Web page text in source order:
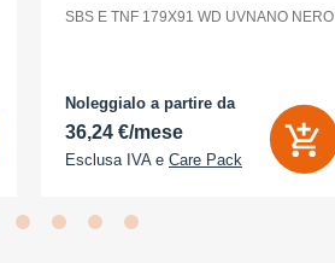
SBS E TNF 179X91 WD UVNANO NERO
Noleggialo a partire da
36,24 €/mese
Esclusa IVA e Care Pack